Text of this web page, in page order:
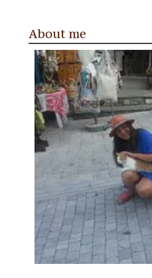
About me